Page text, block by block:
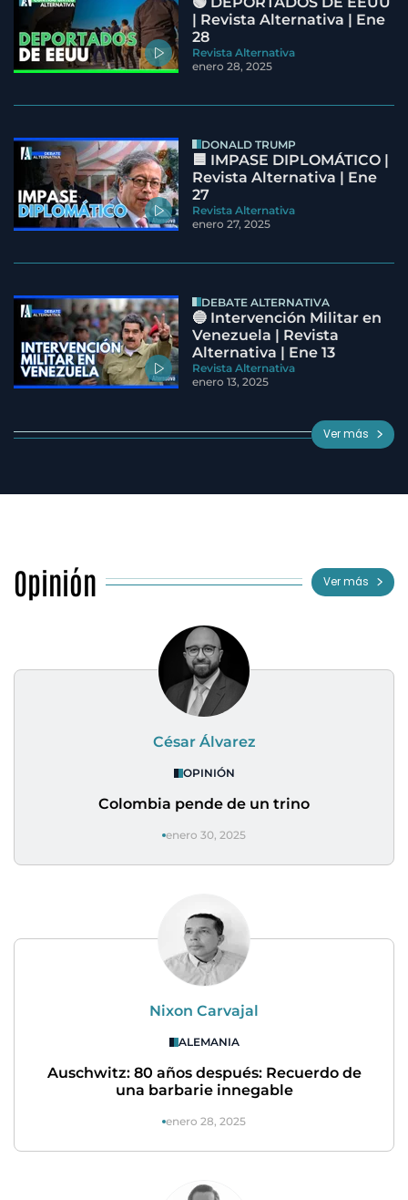
| Revista Alternativa | Ene
28
Revista Alternativa
enero 28, 2025
DONALD TRUMP
🟦 IMPASE DIPLOMÁTICO |
Revista Alternativa | Ene
27
Revista Alternativa
enero 27, 2025
DEBATE ALTERNATIVA
🔵 Intervención Militar en
Venezuela | Revista
Alternativa | Ene 13
Revista Alternativa
enero 13, 2025
Ver más
Opinión Ver más
César Álvarez
OPINIÓN
Colombia pende de un trino
enero 30, 2025
Nixon Carvajal
ALEMANIA
Auschwitz: 80 años después: Recuerdo de
una barbarie innegable
enero 28, 2025